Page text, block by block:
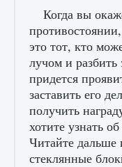
Когда вы
это тот, кто
лучом и
придется
заставить его
получить
хотите узнать
Читайте дальше
стеклянные